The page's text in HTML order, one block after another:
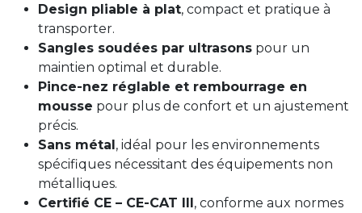
Design pliable à plat, compact et pratique à
transporter.
Sangles soudées par ultrasons pour un
maintien optimal et durable.
Pince-nez réglable et rembourrage en
mousse pour plus de confort et un ajustement
précis.
Sans métal, idéal pour les environnements
spécifiques nécessitant des équipements non
métalliques.
Certifié CE – CE-CAT III, conforme aux normes